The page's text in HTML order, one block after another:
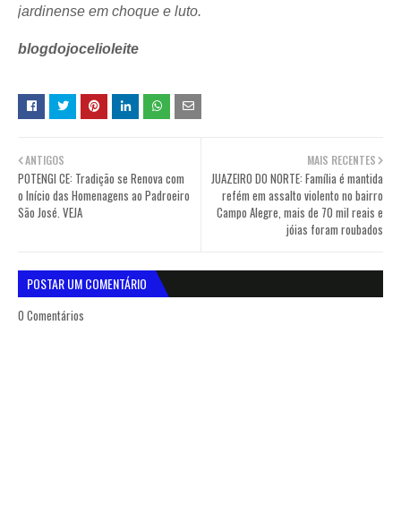
jardinense em choque e luto.
blogdojocelioleite
MAIS RECENTES
JUAZEIRO DO NORTE: Família é mantida
refém em assalto violento no bairro
Campo Alegre, mais de 70 mil reais e
jóias foram roubados
ANTIGOS
POTENGI CE: Tradição se Renova com
o Início das Homenagens ao Padroeiro
São José. VEJA
POSTAR UM COMENTÁRIO
0 Comentários